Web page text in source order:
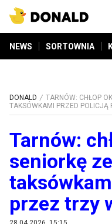
NEWS SORTOWNIA
DONALD
TARNÓW: CHŁOP
TAKSÓWKAMI PRZED
Tarnów:
seniorkę
przez trzy